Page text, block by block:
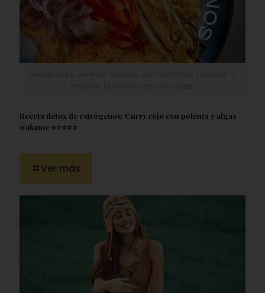
Receta detox de estrógenos: Curry rojo con polenta y algas
wakame ⭐️⭐️⭐️⭐️⭐️
Ver más